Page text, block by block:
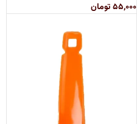
۵۵,۰۰۰ تومان